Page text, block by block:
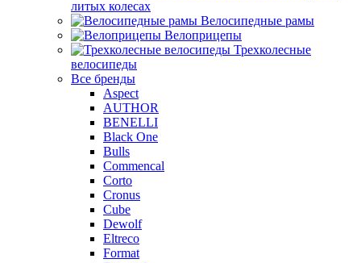
литых колесах
Велосипедные рамы
Велоприцепы
Трехколесные
велосипеды
Все бренды
Aspect
AUTHOR
BENELLI
Black One
Bulls
Commencal
Corto
Cronus
Cube
Dewolf
Eltreco
Format